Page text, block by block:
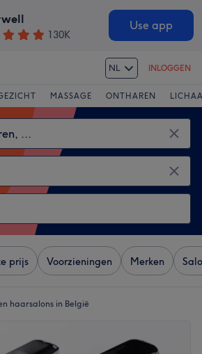
130K
Use app
NL INLOGGEN
MASSAGE ONTHAREN
prijs Voorzieningen Merken
haarsalons in België